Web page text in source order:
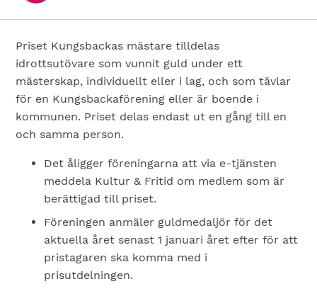
Priset Kungsbackas mästare tilldelas
idrottsutövare som vunnit guld under ett
mästerskap, individuellt eller i lag, och som tävlar
för en Kungsbackaförening eller är boende i
kommunen. Priset delas endast ut en gång till en
och samma person.
Det åligger föreningarna att via e-tjänsten
meddela Kultur & Fritid om medlem som är
berättigad till priset.
Föreningen anmäler guldmedaljör för det
aktuella året senast 1 januari året efter för att
pristagaren ska komma med i
prisutdelningen.